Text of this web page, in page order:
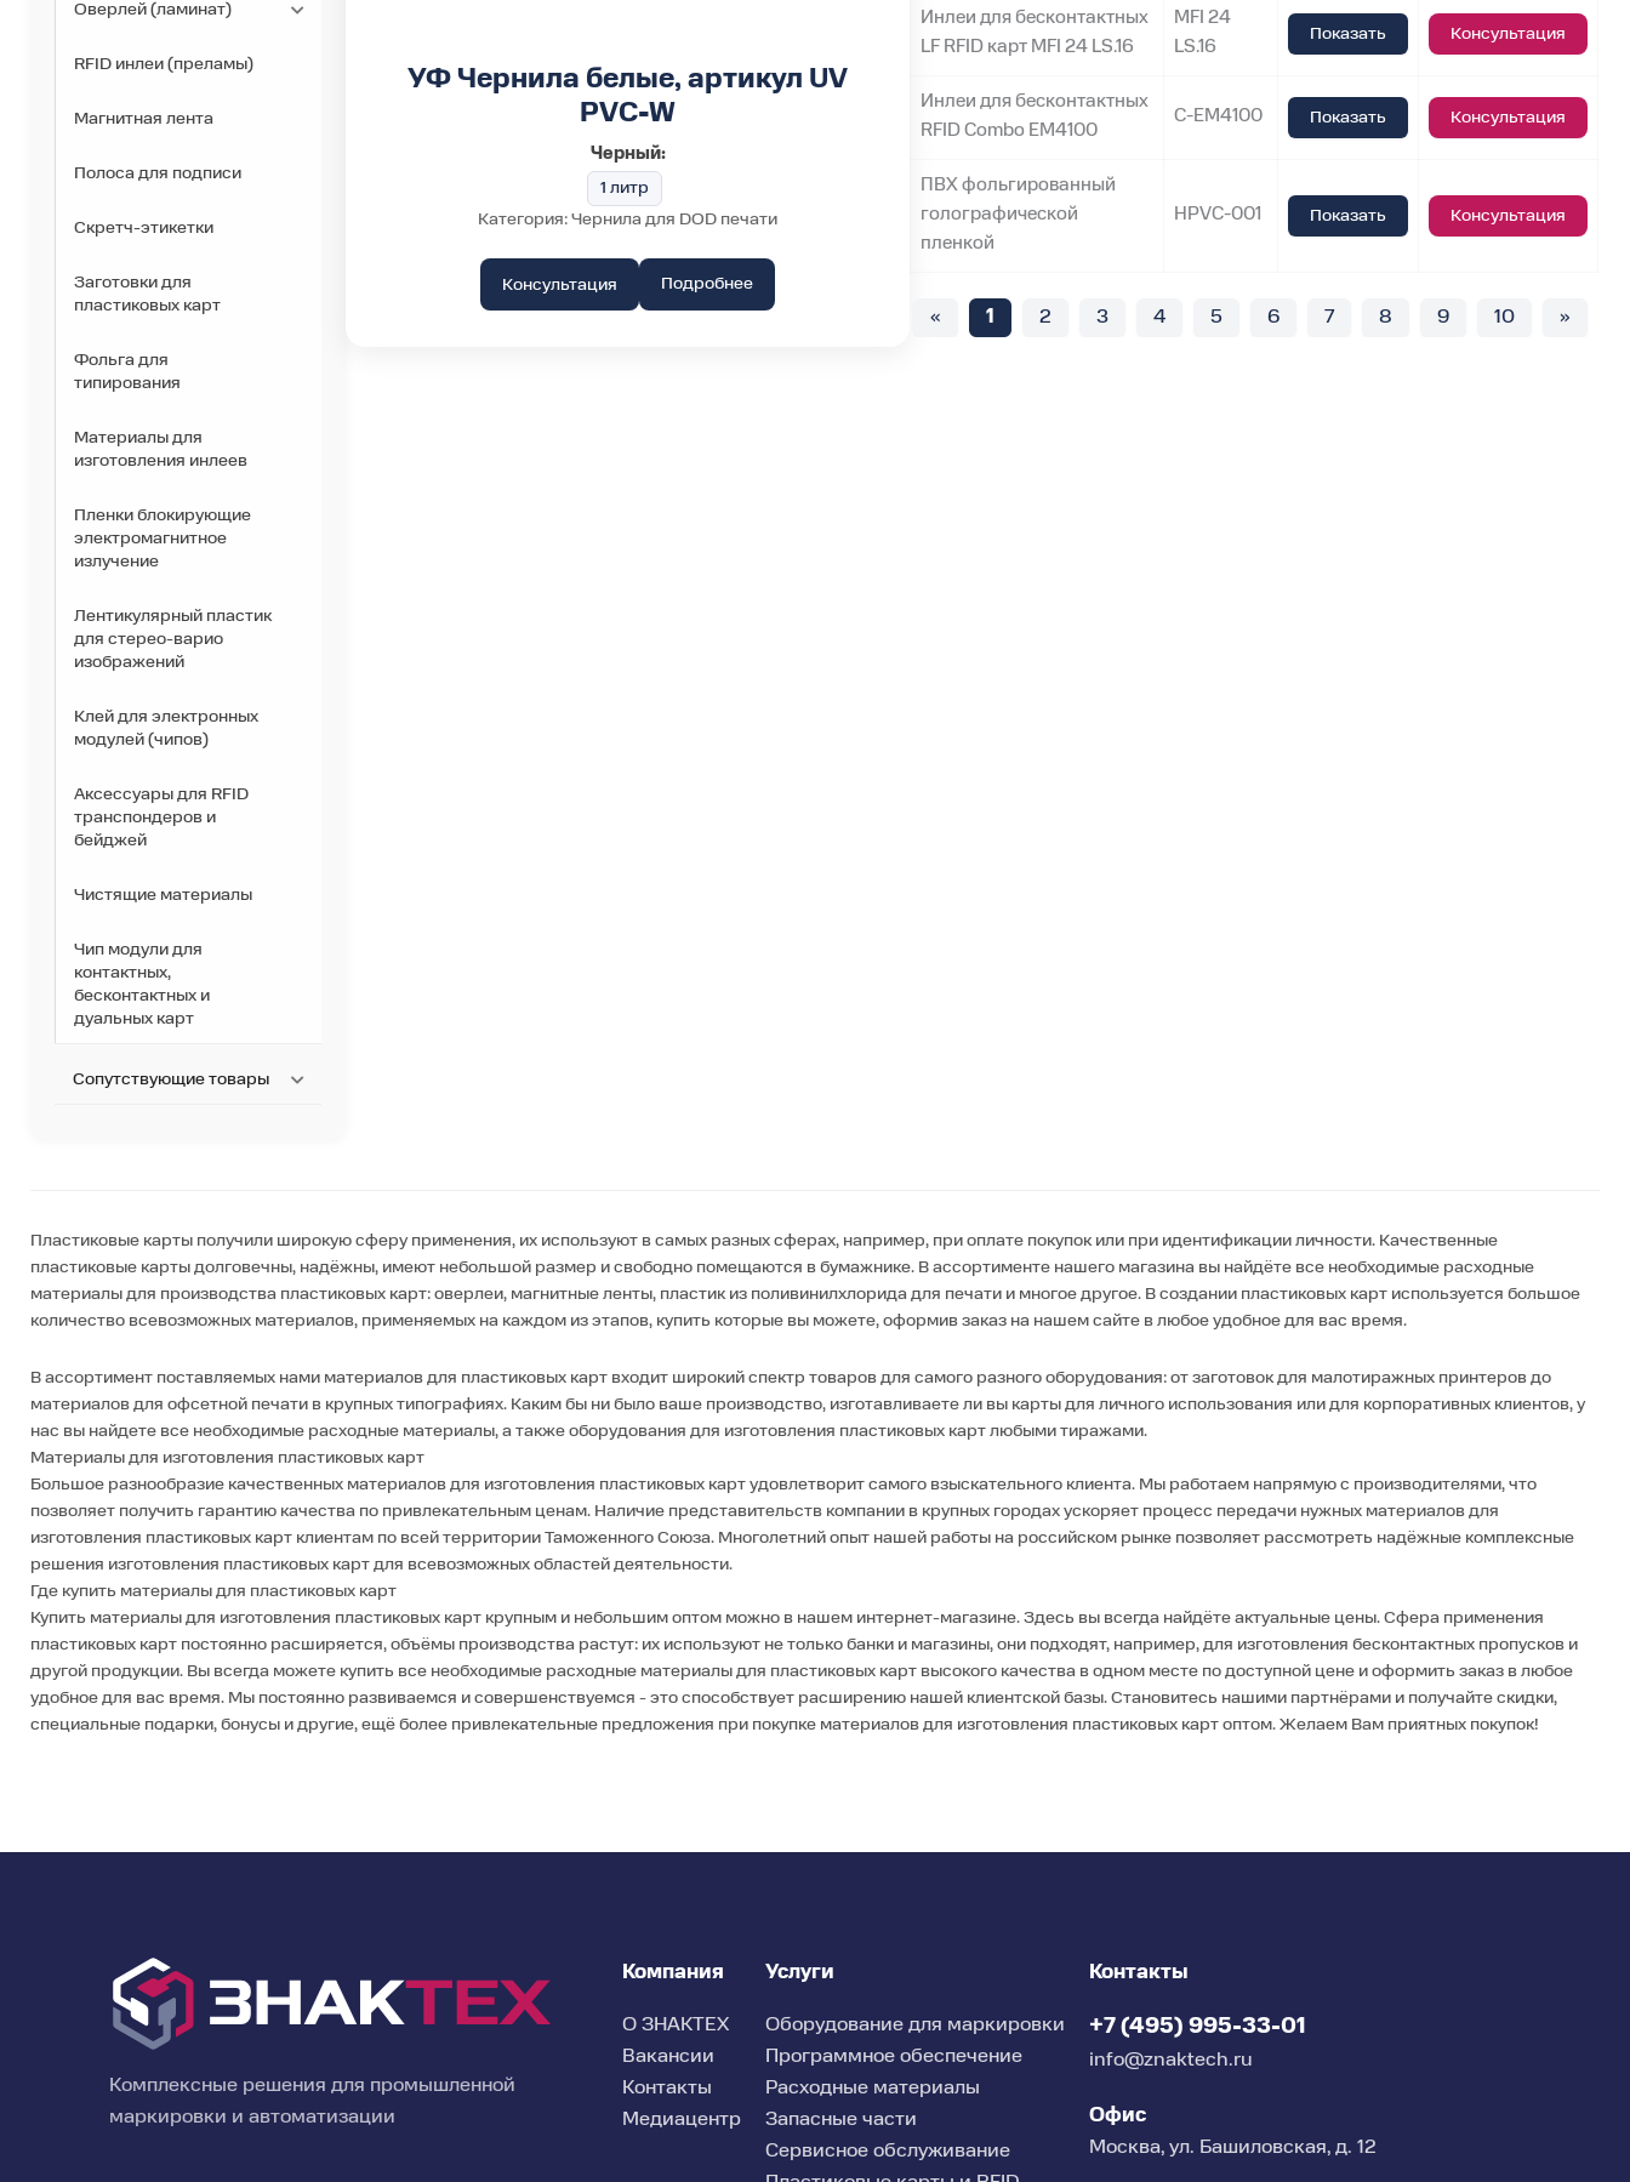
Оверлей (ламинат)
RFID инлеи (преламы)
Магнитная лента
Полоса для подписи
Скретч-этикетки
Заготовки для
пластиковых карт
Фольга для
типирования
Материалы для
изготовления инлеев
Пленки блокирующие
электромагнитное
излучение
Лентикулярный пластик
для стерео-варио
изображений
Клей для электронных
модулей (чипов)
Аксессуары для RFID
транспондеров и
бейджей
Чистящие материалы
Чип модули для
контактных,
бесконтактных и
дуальных карт
Сопутствующие товары
УФ Чернила белые, артикул UV
PVC-W
Черный:
1 литр
Категория: Чернила для DOD печати
Консультация Подробнее
Инлеи для бесконтактных
LF RFID карт MFI 24 LS.16
MFI 24
LS.16
Показать Консультация
Инлеи для бесконтактных
RFID Combo EM4100
C-EM4100 Показать Консультация
ПВХ фольгированный
голографической
пленкой
HPVC-001 Показать Консультация
« 1 2 3 4 5 6 7 8 9 10 »
Пластиковые карты получили широкую сферу применения, их используют в самых разных сферах, например, при оплате покупок или при идентификации личности. Качественные
пластиковые карты долговечны, надёжны, имеют небольшой размер и свободно помещаются в бумажнике. В ассортименте нашего магазина вы найдёте все необходимые расходные
материалы для производства пластиковых карт: оверлеи, магнитные ленты, пластик из поливинилхлорида для печати и многое другое. В создании пластиковых карт используется большое
количество всевозможных материалов, применяемых на каждом из этапов, купить которые вы можете, оформив заказ на нашем сайте в любое удобное для вас время.
В ассортимент поставляемых нами материалов для пластиковых карт входит широкий спектр товаров для самого разного оборудования: от заготовок для малотиражных принтеров до
материалов для офсетной печати в крупных типографиях. Каким бы ни было ваше производство, изготавливаете ли вы карты для личного использования или для корпоративных клиентов, у
нас вы найдете все необходимые расходные материалы, а также оборудования для изготовления пластиковых карт любыми тиражами.
Материалы для изготовления пластиковых карт
Большое разнообразие качественных материалов для изготовления пластиковых карт удовлетворит самого взыскательного клиента. Мы работаем напрямую с производителями, что
позволяет получить гарантию качества по привлекательным ценам. Наличие представительств компании в крупных городах ускоряет процесс передачи нужных материалов для
изготовления пластиковых карт клиентам по всей территории Таможенного Союза. Многолетний опыт нашей работы на российском рынке позволяет рассмотреть надёжные комплексные
решения изготовления пластиковых карт для всевозможных областей деятельности.
Где купить материалы для пластиковых карт
Купить материалы для изготовления пластиковых карт крупным и небольшим оптом можно в нашем интернет-магазине. Здесь вы всегда найдёте актуальные цены. Сфера применения
пластиковых карт постоянно расширяется, объёмы производства растут: их используют не только банки и магазины, они подходят, например, для изготовления бесконтактных пропусков и
другой продукции. Вы всегда можете купить все необходимые расходные материалы для пластиковых карт высокого качества в одном месте по доступной цене и оформить заказ в любое
удобное для вас время. Мы постоянно развиваемся и совершенствуемся - это способствует расширению нашей клиентской базы. Становитесь нашими партнёрами и получайте скидки,
специальные подарки, бонусы и другие, ещё более привлекательные предложения при покупке материалов для изготовления пластиковых карт оптом. Желаем Вам приятных покупок!
Комплексные решения для промышленной
маркировки и автоматизации
Компания
О ЗНАКТЕХ
Вакансии
Контакты
Медиацентр
Услуги
Оборудование для маркировки
Программное обеспечение
Расходные материалы
Запасные части
Сервисное обслуживание
Контакты
+7 (495) 995-33-01
info@znaktech.ru
Офис
Москва, ул. Башиловская, д. 12